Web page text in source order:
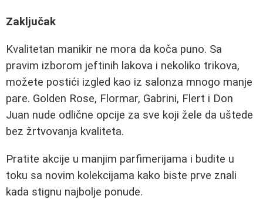
Zaključak
Kvalitetan manikir ne mora da koča puno. Sa
pravim izborom jeftinih lakova i nekoliko trikova,
možete postići izgled kao iz salonza mnogo manje
pare. Golden Rose, Flormar, Gabrini, Flert i Don
Juan nude odlične opcije za sve koji žele da uštede
bez žrtvovanja kvaliteta.
Pratite akcije u manjim parfimerijama i budite u
toku sa novim kolekcijama kako biste prve znali
kada stignu najbolje ponude.